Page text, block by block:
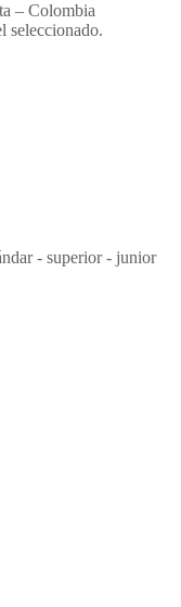
– Colombia
seleccionado.
- superior - junior